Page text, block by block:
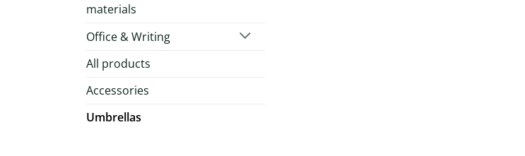
materials
Office & Writing
All products
Accessories
Umbrellas